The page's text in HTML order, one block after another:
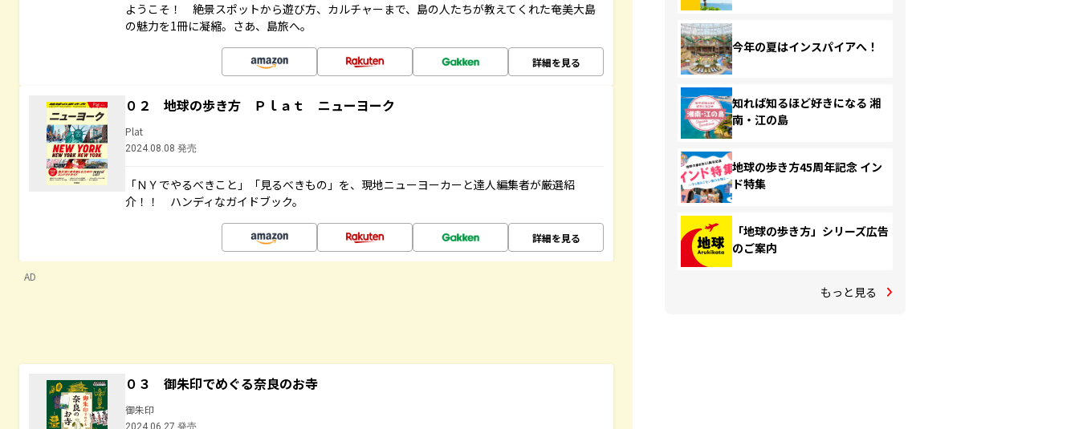
ようこそ！ 絶景スポットから遊び方、カルチャーまで、島の人たちが教えてくれた奄美大島
の魅力を1冊に凝縮。さあ、島旅へ。
詳細を見る
０２ 地球の歩き方 Ｐｌａｔ ニューヨーク
Plat
2024.08.08 発売
「ＮＹでやるべきこと」「見るべきもの」を、現地ニューヨーカーと達人編集者が厳選紹
介！！ ハンディなガイドブック。
詳細を見る
AD
０３ 御朱印でめぐる奈良のお寺
御朱印
2024.06.27 発売
今年の夏はインスパイアへ！
知れば知るほど好きになる 湘
南・江の島
地球の歩き方45周年記念 イン
ド特集
「地球の歩き方」シリーズ広告
のご案内
もっと見る